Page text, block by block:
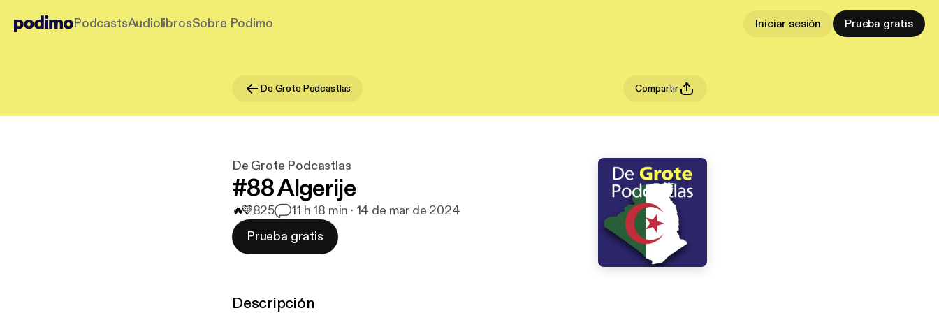
PodcastsAudiolibrosSobre Podimo Iniciar sesión Prueba gratis
De Grote Podcastlas Compartir
De Grote Podcastlas
#88 Algerije
🔥💜825 11 h 18 min · 14 de mar de 2024
Prueba gratis
Descripción